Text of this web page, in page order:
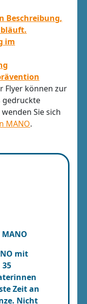
Beschreibung,
im
Flyer können zur
gedruckte
Sie sich
MANO.
mit
Zeit an
Nicht